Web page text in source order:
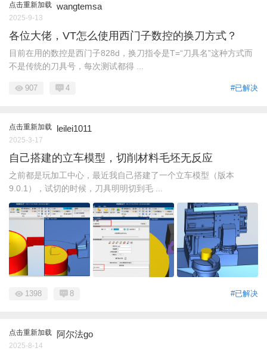
点击重新加载 wangtemsa
2025-9-13
各位大佬，VT怎么使用西门子数控的换刀方式？
目前在用的数控是西门子828d，换刀指令是T=“刀具名”这种方式而
不是传统的刀具号，每次测试都得 ...
#已解决
907 4
点击重新加载 leilei1011
2025-3-17
自己搭建的立车模型，切削材料毛坯无反应
之前都是玩加工中心，最近我自己搭建了一个立车模型（版本
9.0.1），试切的时候，刀具明明切到毛 ...
#已解决
1398 8
点击重新加载 阿尔法go
2025-8-14